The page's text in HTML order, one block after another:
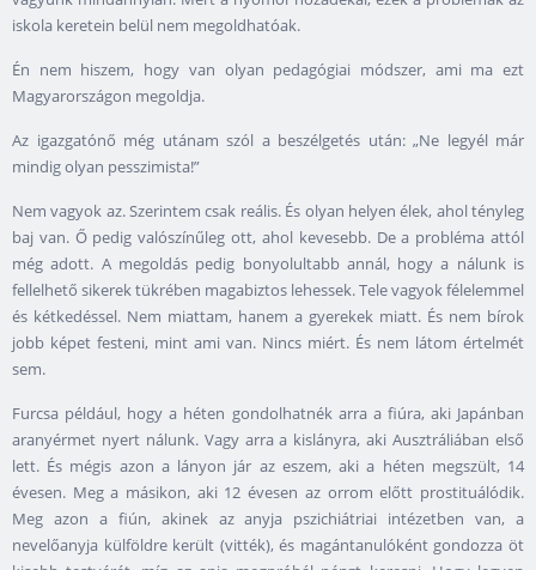
iskola keretein belül nem megoldhatóak.
Én nem hiszem, hogy van olyan pedagógiai módszer, ami ma ezt
Magyarországon megoldja.
Az igazgatónő még utánam szól a beszélgetés után: „Ne legyél már
mindig olyan pesszimista!”
Nem vagyok az. Szerintem csak reális. És olyan helyen élek, ahol tényleg
baj van. Ő pedig valószínűleg ott, ahol kevesebb. De a probléma attól
még adott. A megoldás pedig bonyolultabb annál, hogy a nálunk is
fellelhető sikerek tükrében magabiztos lehessek. Tele vagyok félelemmel
és kétkedéssel. Nem miattam, hanem a gyerekek miatt. És nem bírok
jobb képet festeni, mint ami van. Nincs miért. És nem látom értelmét
sem.
Furcsa például, hogy a héten gondolhatnék arra a fiúra, aki Japánban
aranyérmet nyert nálunk. Vagy arra a kislányra, aki Ausztráliában első
lett. És mégis azon a lányon jár az eszem, aki a héten megszült, 14
évesen. Meg a másikon, aki 12 évesen az orrom előtt prostituálódik.
Meg azon a fiún, akinek az anyja pszichiátriai intézetben van, a
nevelőanyja külföldre került (vitték), és magántanulóként gondozza öt